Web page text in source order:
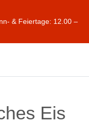
& Feiertage: 12.00 –
Eis